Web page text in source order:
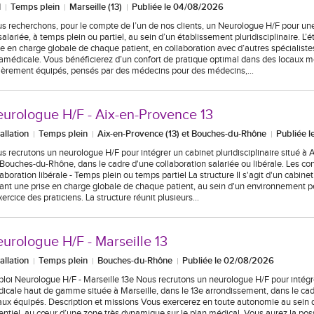
Temps plein Marseille (13)
Publiée le 04/08/2026
recherchons, pour le compte de l’un de nos clients, un Neurologue H/F pour
à temps plein ou partiel, au sein d’un établissement pluridisciplinaire.
en charge globale de chaque patient, en collaboration avec d’autres
Vous bénéficierez d’un confort de pratique optimal dans des locaux
équipés, pensés par des médecins pour des médecins,…
H/F - Aix-en-Provence 13
Temps plein Aix-en-Provence (13) et Bouches-du-Rhône
Publiée
recrutons un neurologue H/F pour intégrer un cabinet pluridisciplinaire situé à
du-Rhône, dans le cadre d'une collaboration salariée ou libérale. Les
libérale - Temps plein ou temps partiel La structure Il s'agit d'un
une prise en charge globale de chaque patient, au sein d'un environnement
des praticiens. La structure réunit plusieurs…
H/F - Marseille 13
Temps plein Bouches-du-Rhône
Publiée le 02/08/2026
Neurologue H/F - Marseille 13e Nous recrutons un neurologue H/F pour
haut de gamme située à Marseille, dans le 13e arrondissement, dans le
équipés. Description et missions Vous exercerez en toute autonomie au sein